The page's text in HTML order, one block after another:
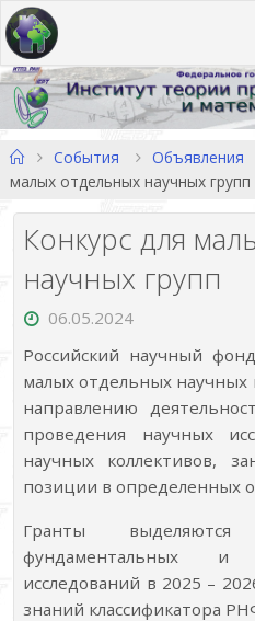
Перейти
к
содержимому
ГлавнаяСобытия Объявления
малых отдельных научных групп
Конкурс для
научных групп
06.05.2024
Российский научный
малых отдельных
направлению
проведения научных
научных коллективов,
позиции в определенных
Гранты
фундаментальных и
исследований в 2025 –
знаний классификатора